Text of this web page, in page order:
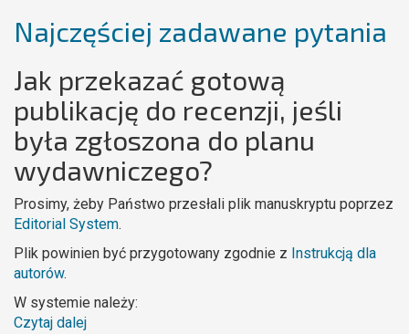
publikacyjna
Najczęściej zadawane pytania
Jak przekazać gotową
publikację do recenzji, jeśli
była zgłoszona do planu
wydawniczego?
Prosimy, żeby Państwo przesłali plik manuskryptu poprzez
Editorial System.
Plik powinien być przygotowany zgodnie z Instrukcją dla
autorów.
W systemie należy:
Czytaj dalej